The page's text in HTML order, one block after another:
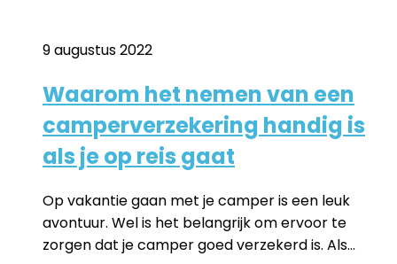
9 augustus 2022
Waarom het nemen van een
camperverzekering handig is
als je op reis gaat
Op vakantie gaan met je camper is een leuk
avontuur. Wel is het belangrijk om ervoor te
zorgen dat je camper goed verzekerd is. Als…